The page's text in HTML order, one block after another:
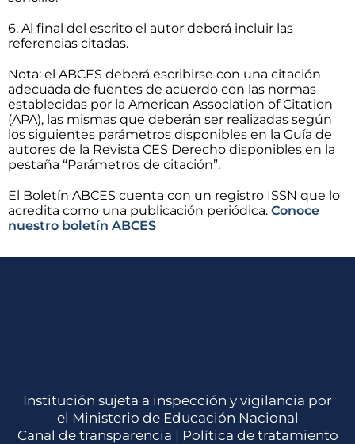
6. Al final del escrito el autor deberá incluir las
referencias citadas.
Nota: el ABCES deberá escribirse con una citación
adecuada de fuentes de acuerdo con las normas
establecidas por la American Association of Citation
(APA), las mismas que deberán ser realizadas según
los siguientes parámetros disponibles en la Guía de
autores de la Revista CES Derecho disponibles en la
pestaña “Parámetros de citación”.
El Boletín ABCES cuenta con un registro ISSN que lo
acredita como una publicación periódica. Conoce
nuestro boletín ABCES
Institución sujeta a inspección y vigilancia por
el Ministerio de Educación Nacional
Canal de transparencia | Política de tratamiento